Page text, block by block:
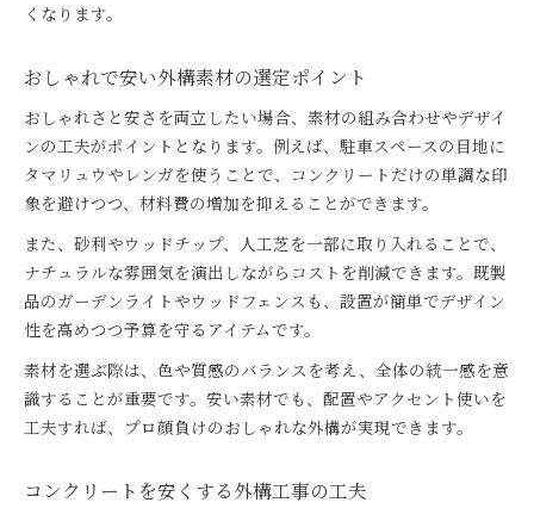
くなります。
おしゃれで安い外構素材の選定ポイント
おしゃれさと安さを両立したい場合、素材の組み合わせやデザイ
ンの工夫がポイントとなります。例えば、駐車スペースの目地に
タマリュウやレンガを使うことで、コンクリートだけの単調な印
象を避けつつ、材料費の増加を抑えることができます。
また、砂利やウッドチップ、人工芝を一部に取り入れることで、
ナチュラルな雰囲気を演出しながらコストを削減できます。既製
品のガーデンライトやウッドフェンスも、設置が簡単でデザイン
性を高めつつ予算を守るアイテムです。
素材を選ぶ際は、色や質感のバランスを考え、全体の統一感を意
識することが重要です。安い素材でも、配置やアクセント使いを
工夫すれば、プロ顔負けのおしゃれな外構が実現できます。
コンクリートを安くする外構工事の工夫